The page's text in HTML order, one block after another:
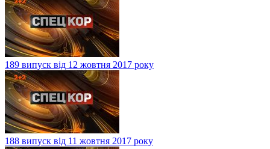
189 випуск від 12 жовтня 2017 року
188 випуск від 11 жовтня 2017 року